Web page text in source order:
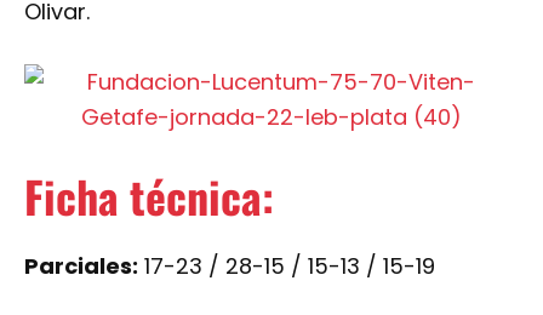
Olivar.
Ficha técnica:
Parciales: 17-23 / 28-15 / 15-13 / 15-19